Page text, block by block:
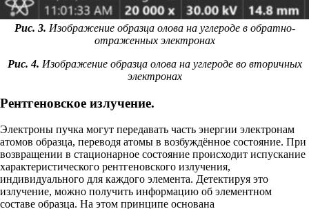
Рис. 3. Изображение образца олова на углероде в обратно-
отраженных электронах
Рис. 4. Изображение образца олова на углероде во вторичных
электронах
Рентгеновское излучение.
Электроны пучка могут передавать часть энергии электронам
атомов образца, переводя атомы в возбуждённое состояние. При
возвращении в стационарное состояние происходит испускание
характеристического рентгеновского излучения,
индивидуального для каждого элемента. Детектируя это
излучение, можно получить информацию об элементном
составе образца. На этом принципе основана